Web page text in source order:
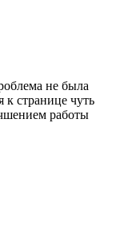
не была
к странице чуть
работы